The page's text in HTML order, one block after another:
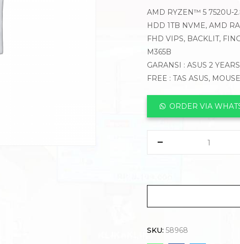
AMD RYZEN™ 5 7520U-
HDD 1TB NVME, AMD
FHD VIPS, BACKLIT,
M365B
GARANSI : ASUS 2
FREE : TAS ASUS,
ORDER VIA
SKU: 58968